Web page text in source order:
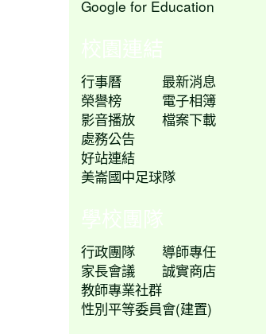
Google for Education
校園連結
行事曆
最新消息
榮譽榜
電子相簿
影音播放
檔案下載
處務公告
好站連結
美崙國中足球隊
學校團隊
行政團隊
導師專任
家長會議
誠實商店
教師專業社群
性別平等委員會(建置)